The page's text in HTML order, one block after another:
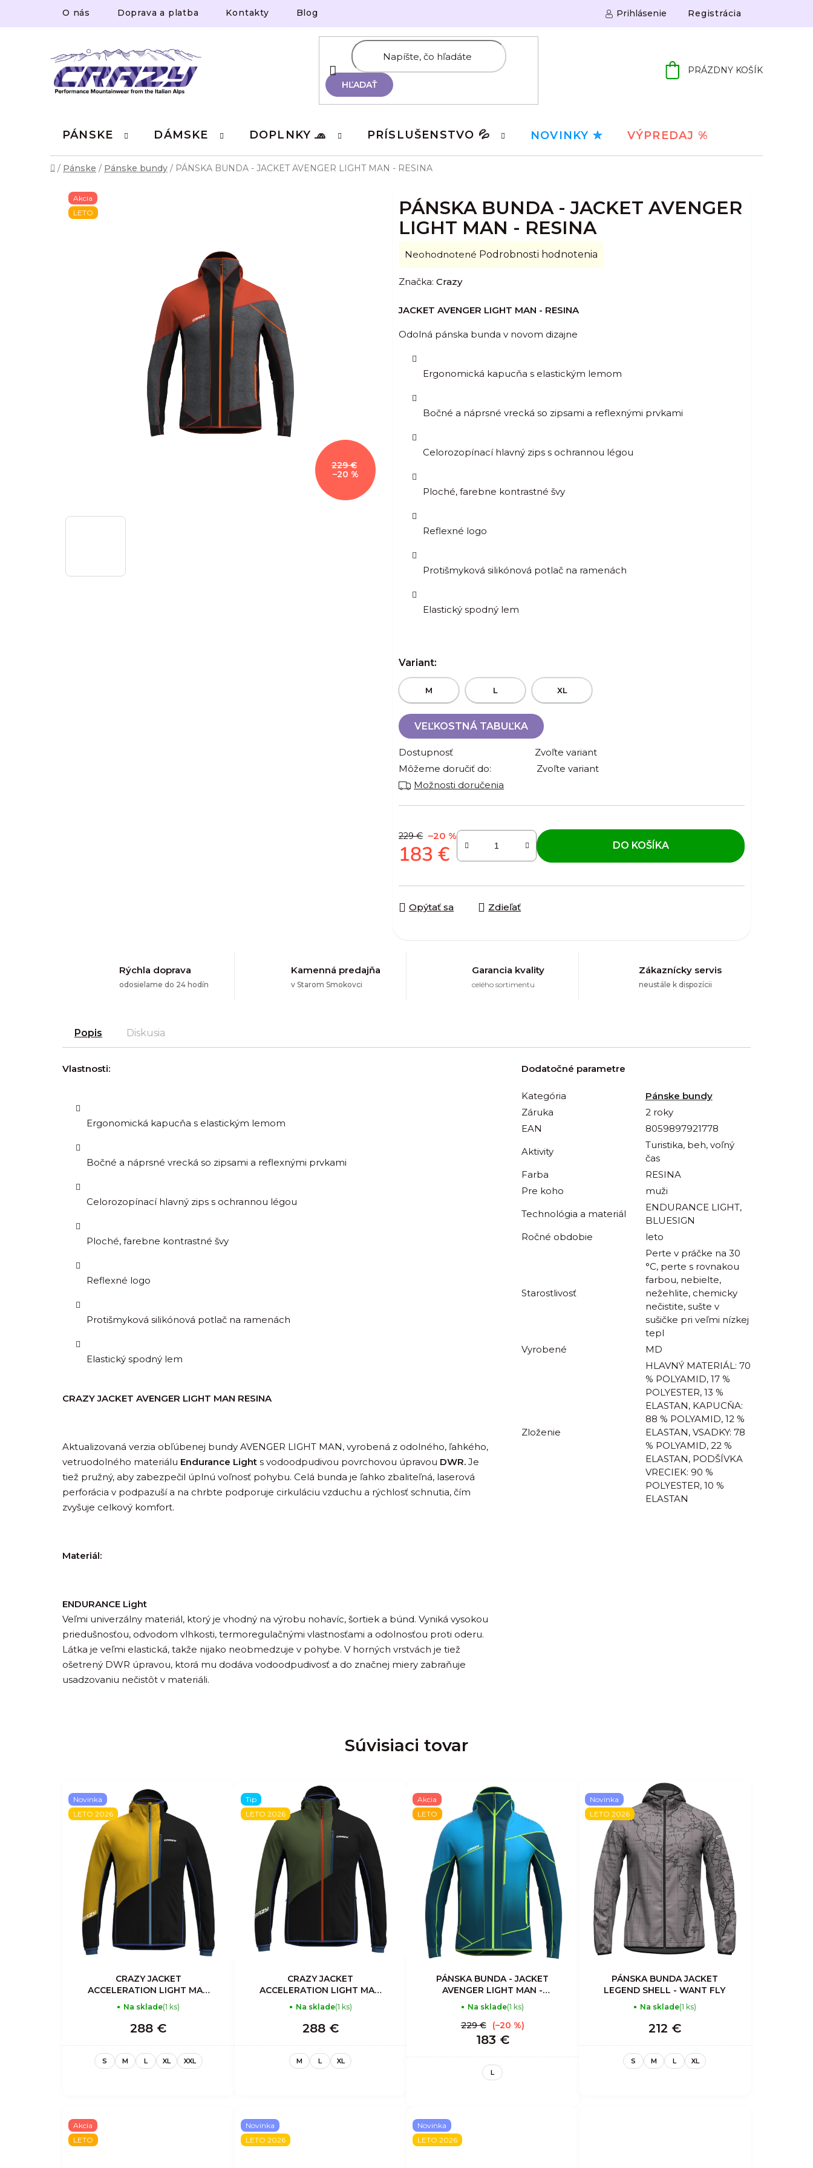
obsah
O nás Doprava a platba Kontakty Blog Prihlásenie Registrácia
HĽADAŤ
PRÁZDNY KOŠÍK
PÁNSKE DÁMSKE DOPLNKY 🧢 PRÍSLUŠENSTVO 💦 NOVINKY ✮ VÝPREDAJ %
Domov
/ Pánske / Pánske bundy / PÁNSKA BUNDA - JACKET AVENGER LIGHT MAN - RESINA
PÁNSKA BUNDA - JACKET AVENGER
LIGHT MAN - RESINA
Priemerné
produktu
0,0
z
hviezdičiek.
Neohodnotené Podrobnosti hodnotenia
Značka:Crazy
JACKET AVENGER LIGHT MAN - RESINA
Odolná pánska bunda v novom dizajne
Ergonomická kapucňa s elastickým lemom
Bočné a náprsné vrecká so zipsami a reflexnými prvkami
Celorozopínací hlavný zips s ochrannou légou
Ploché, farebne kontrastné švy
Reflexné logo
Protišmyková silikónová potlač na ramenách
Elastický spodný lem
Variant:
M L XL
VEĽKOSTNÁ TABUĽKA
Dostupnosť
Zvoľte variant
Môžeme doručiť do:
Zvoľte variant
Možnosti doručenia
229 € –20 %
183 € DO KOŠÍKA
Opýtať sa Zdieľať
Akcia
LETO
229 €
–20 %
Rýchla doprava
odosielame do 24 hodín
Kamenná predajňa
v Starom Smokovci
Garancia kvality
celého sortimentu
Zákaznícky servis
neustále k dispozícii
Popis Diskusia
Vlastnosti:
Ergonomická kapucňa s elastickým lemom
Bočné a náprsné vrecká so zipsami a reflexnými prvkami
Celorozopínací hlavný zips s ochrannou légou
Ploché, farebne kontrastné švy
Reflexné logo
Protišmyková silikónová potlač na ramenách
Elastický spodný lem
CRAZY JACKET AVENGER LIGHT MAN RESINA
Aktualizovaná verzia obľúbenej bundy AVENGER LIGHT MAN, vyrobená z odolného, ľahkého,
vetruodolného materiálu Endurance Light s vodoodpudivou povrchovou úpravou DWR. Je
tiež pružný, aby zabezpečil úplnú voľnosť pohybu. Celá bunda je ľahko zbaliteľná, laserová
perforácia v podpazuší a na chrbte podporuje cirkuláciu vzduchu a rýchlosť schnutia, čím
zvyšuje celkový komfort.
Materiál:
ENDURANCE Light
Veľmi univerzálny materiál, ktorý je vhodný na výrobu nohavíc, šortiek a búnd. Vyniká vysokou
priedušnosťou, odvodom vlhkosti, termoregulačnými vlastnosťami a odolnosťou proti oderu.
Látka je veľmi elastická, takže nijako neobmedzuje v pohybe. V horných vrstvách je tiež
ošetrený DWR úpravou, ktorá mu dodáva vodoodpudivosť a do značnej miery zabraňuje
usadzovaniu nečistôt v materiáli.
Dodatočné parametre
Kategória
Pánske bundy
Záruka
2 roky
EAN
8059897921778
Aktivity
Turistika, beh, voľný
čas
Farba
RESINA
Pre koho
muži
Technológia a materiál
ENDURANCE LIGHT,
BLUESIGN
Ročné obdobie
leto
Starostlivosť
Perte v práčke na 30
°C, perte s rovnakou
farbou, nebielte,
nežehlite, chemicky
nečistite, sušte v
sušičke pri veľmi nízkej
tepl
Vyrobené
MD
Zloženie
HLAVNÝ MATERIÁL: 70
% POLYAMID, 17 %
POLYESTER, 13 %
ELASTAN, KAPUCŇA:
88 % POLYAMID, 12 %
ELASTAN, VSADKY: 78
% POLYAMID, 22 %
ELASTAN, PODŠÍVKA
VRECIEK: 90 %
POLYESTER, 10 %
ELASTAN
Súvisiaci tovar
Novinka
LETO 2026
CRAZY JACKET
ACCELERATION LIGHT MAN
SULPHUR
Na sklade(1 ks)
288 €
S M L XL XXL
Tip
LETO 2026
CRAZY JACKET
ACCELERATION LIGHT MAN
ORIENTE
Na sklade(1 ks)
288 €
M L XL
Akcia
LETO
PÁNSKA BUNDA - JACKET
AVENGER LIGHT MAN -
ZENITH
Na sklade(1 ks)
183 €
229 € (–20 %)
L
Novinka
LETO 2026
PÁNSKA BUNDA JACKET
LEGEND SHELL - WANT FLY
Na sklade(1 ks)
212 €
S M L XL
Akcia
LETO
Novinka
LETO 2026
Novinka
LETO 2026